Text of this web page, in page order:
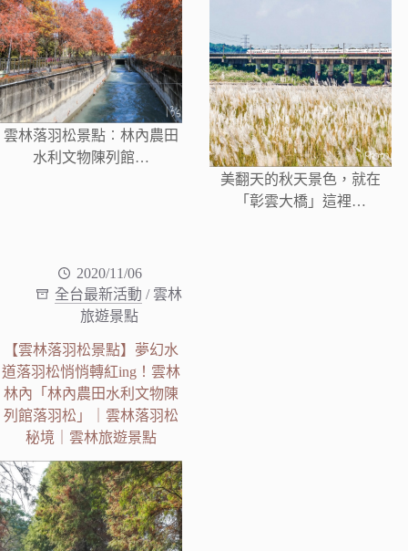
雲林落羽松景點︰林內農田
水利文物陳列館…
美翻天的秋天景色，就在
「彰雲大橋」這裡…
2020/11/06
全台最新活動 / 雲林
旅遊景點
【雲林落羽松景點】夢幻水
道落羽松悄悄轉紅ing！雲林
林內「林內農田水利文物陳
列館落羽松」｜雲林落羽松
秘境｜雲林旅遊景點